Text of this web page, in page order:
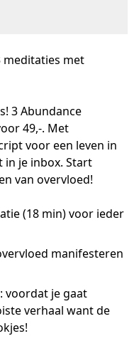
meditaties met
3 Abundance
49,-. Met
voor een leven in
in je inbox. Start
van overvloed!
(18 min) voor ieder
manifesteren
voordat je gaat
verhaal want de